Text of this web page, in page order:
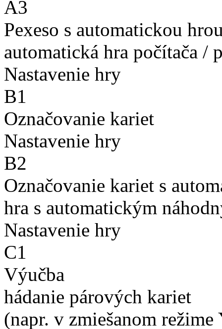
A3
Pexeso s automatickou
automatická hra počítača /
Nastavenie hry
B1
Označovanie kariet
Nastavenie hry
B2
Označovanie kariet s
hra s automatickým
Nastavenie hry
C1
Výučba
hádanie párových kariet
(napr. v zmiešanom režime